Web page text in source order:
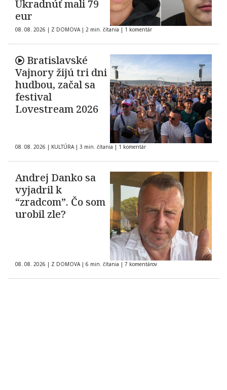
Ukradnúť mali 79
eur
08. 08. 2026 | Z DOMOVA | 2 min. čítania | 1 komentár
Bratislavské
Vajnory žijú tri dni
hudbou, začal sa
festival
Lovestream 2026
08. 08. 2026 | KULTÚRA | 3 min. čítania | 1 komentár
Andrej Danko sa
vyjadril k
“zradcom”. Čo som
urobil zle?
08. 08. 2026 | Z DOMOVA | 6 min. čítania | 7 komentárov